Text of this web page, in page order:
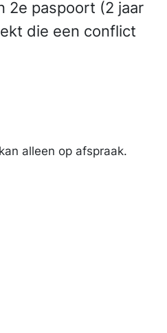
2e paspoort (2 jaar
die een conflict
alleen op afspraak.